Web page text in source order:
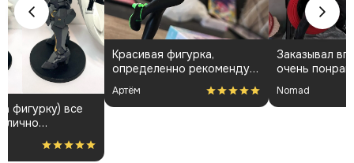
Я в полном восторге. Как
большой фанат элдена
могу сказать, что фигурка
и покраска просто на
высоте
Проработка лица и брони
просто впечатляет.
Сборка так же не вызвала
проблем, всё отлично
держится. Упаковка
Loki Aleks